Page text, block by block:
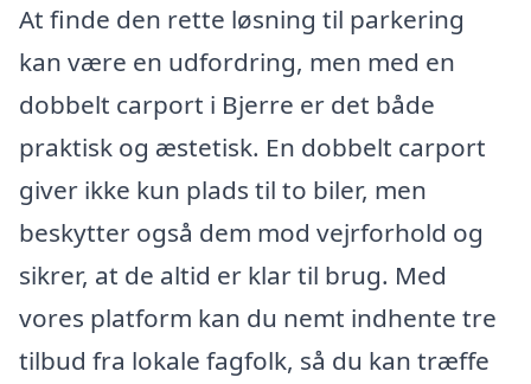
At finde den rette løsning til parkering
kan være en udfordring, men med en
dobbelt carport i Bjerre er det både
praktisk og æstetisk. En dobbelt carport
giver ikke kun plads til to biler, men
beskytter også dem mod vejrforhold og
sikrer, at de altid er klar til brug. Med
vores platform kan du nemt indhente tre
tilbud fra lokale fagfolk, så du kan træffe